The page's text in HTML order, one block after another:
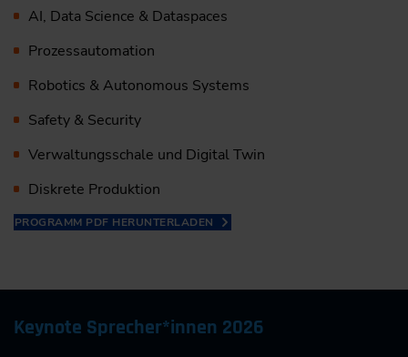
AI, Data Science & Dataspaces
Prozessautomation
Robotics & Autonomous Systems
Safety & Security
Verwaltungsschale und Digital Twin
Diskrete Produktion
PROGRAMM PDF HERUNTERLADEN
Keynote Sprecher*innen 2026